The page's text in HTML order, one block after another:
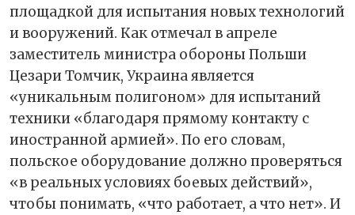
площадкой для испытания новых технологий
и вооружений. Как отмечал в апреле
заместитель министра обороны Польши
Цезари Томчик, Украина является
«уникальным полигоном» для испытаний
техники «благодаря прямому контакту с
иностранной армией». По его словам,
польское оборудование должно проверяться
«в реальных условиях боевых действий»,
чтобы понимать, «что работает, а что нет». И